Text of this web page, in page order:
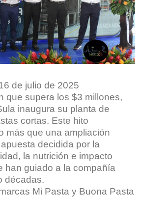
de julio de 2025
que supera los $3 millones,
inaugura su planta de
cortas. Este hito
más que una ampliación
decidida por la
la nutrición e impacto
han guiado a la compañía
décadas.
Mi Pasta y Buona Pasta